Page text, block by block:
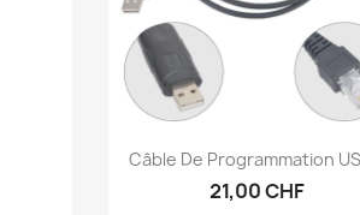
Anteprima
Câble De Programmation
21,00 CHF